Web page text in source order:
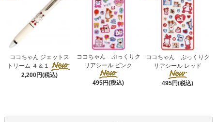
ココちゃん ジェットス
トリーム ４＆１
2,200円(税込)
ココちゃん ぷっくりク
リアシール ピンク
495円(税込)
ココちゃん ぷっくりク
リアシール レッド
495円(税込)